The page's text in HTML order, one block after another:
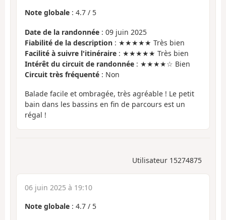
Note globale : 4.7 / 5
Date de la randonnée : 09 juin 2025
Fiabilité de la description : ★★★★★ Très bien
Facilité à suivre l'itinéraire : ★★★★★ Très bien
Intérêt du circuit de randonnée : ★★★★☆ Bien
Circuit très fréquenté : Non
Balade facile et ombragée, très agréable ! Le petit
bain dans les bassins en fin de parcours est un
régal !
Utilisateur 15274875
06 juin 2025 à 19:10
Note globale : 4.7 / 5